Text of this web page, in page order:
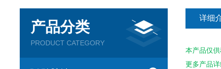
产品分类
PRODUCT CATEGORY
详细
本产品仅
更多产品